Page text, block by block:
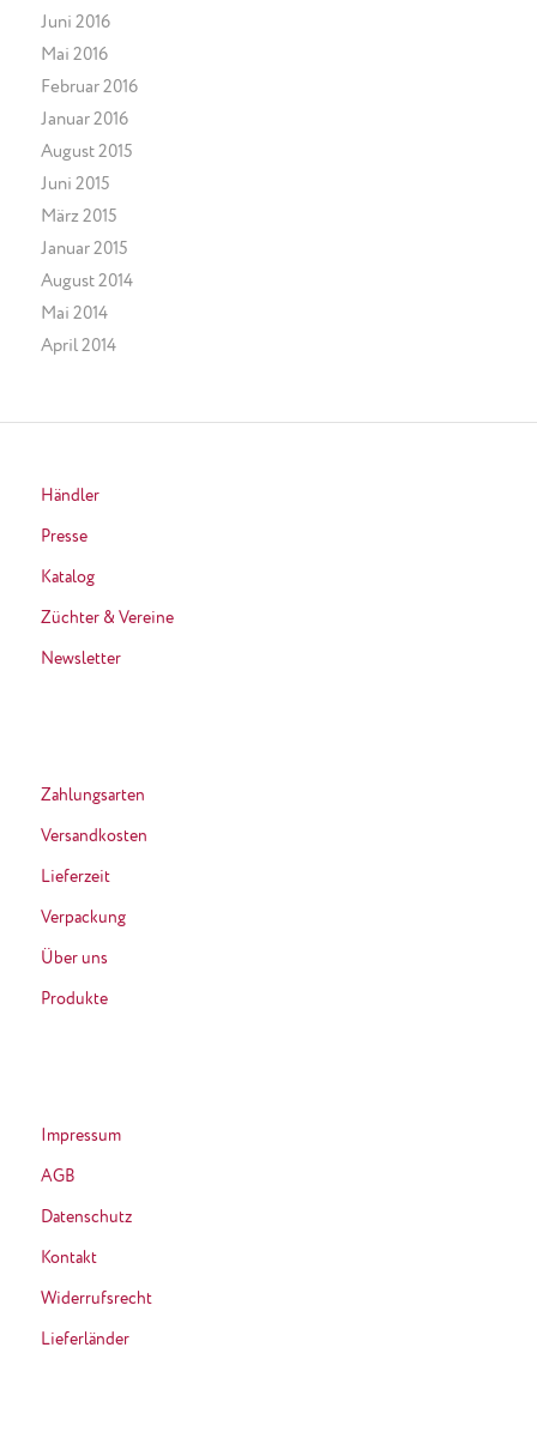
Juni 2016
Mai 2016
Februar 2016
Januar 2016
August 2015
Juni 2015
März 2015
Januar 2015
August 2014
Mai 2014
April 2014
Händler
Presse
Katalog
Züchter & Vereine
Newsletter
Zahlungsarten
Versandkosten
Lieferzeit
Verpackung
Über uns
Produkte
Impressum
AGB
Datenschutz
Kontakt
Widerrufsrecht
Lieferländer